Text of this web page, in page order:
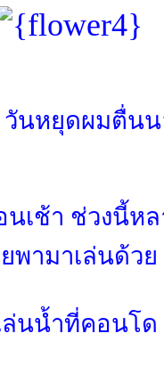
วันหยุดผมตื่น
เช้า ช่วงนี้ห
ยพามาเล่นด้วย
ล่นน้ำที่คอนโ